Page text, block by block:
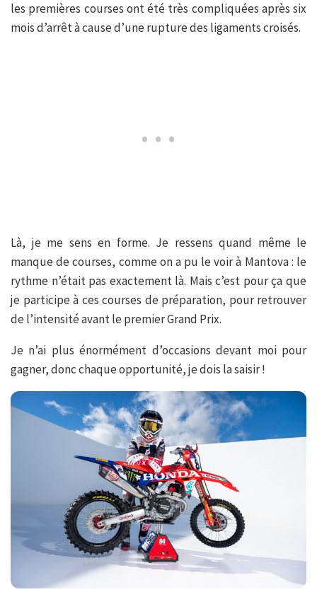
les premières courses ont été très compliquées après six
mois d’arrêt à cause d’une rupture des ligaments croisés.
Là, je me sens en forme. Je ressens quand même le
manque de courses, comme on a pu le voir à Mantova : le
rythme n’était pas exactement là. Mais c’est pour ça que
je participe à ces courses de préparation, pour retrouver
de l’intensité avant le premier Grand Prix.
Je n’ai plus énormément d’occasions devant moi pour
gagner, donc chaque opportunité, je dois la saisir !